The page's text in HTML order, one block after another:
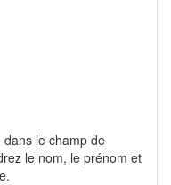
le champ de
le nom, le prénom et